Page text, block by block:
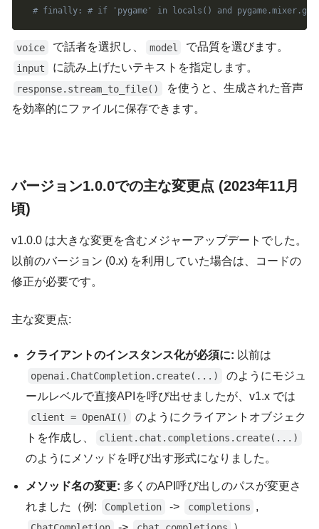
# finally: # if 'pygame' in locals() and
voice で話者を選択し、 model で品質を選びます。
input に読み上げたいテキストを指定します。
response.stream_to_file()
を使うと、生成された音声
を効率的にファイルに保存できます。
バージョン1.0.0での主な変更点 (2023年11月
頃)
v1.0.0 は大きな変更を含むメジャーアップデートでした。
以前のバージョン (0.x) を利用していた場合は、コードの
修正が必要です。
主な変更点:
クライアントのインスタンス化が必須に: 以前は
openai.ChatCompletion.create(...)
のようにモジュ
ールレベルで直接APIを呼び出せましたが、v1.x では
client = OpenAI()
のようにクライアントオブジェク
トを作成し、
client.chat.completions.create(...)
のようにメソッドを呼び出す形式になりました。
メソッド名の変更: 多くのAPI呼び出しのパスが変更さ
れました（例:
Completion -> completions ,